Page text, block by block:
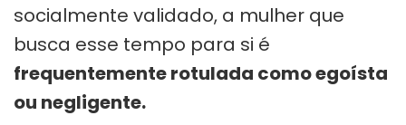
socialmente validado, a mulher que
busca esse tempo para si é
frequentemente rotulada como egoísta
ou negligente.